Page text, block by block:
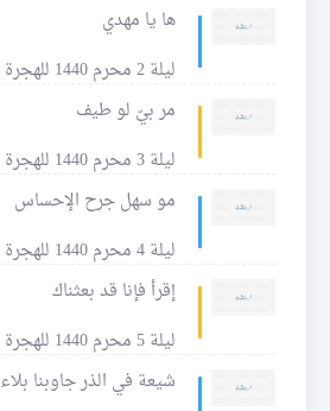
ها يا مهدي
ليلة 2 محرم 1440 للهجرة
مر بيّ لو طيف
ليلة 3 محرم 1440 للهجرة
مو سهل جرح الإحساس
ليلة 4 محرم 1440 للهجرة
إقرأ فإنا قد بعثناك
ليلة 5 محرم 1440 للهجرة
شيعة في الذر جاوبنا بلاء